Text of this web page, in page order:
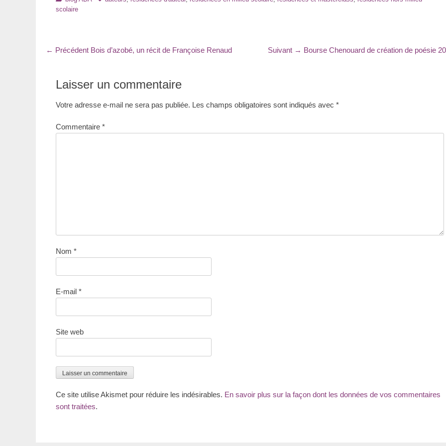
scolaire
Navigation
l’article
← Précédent Article
Bois d’azobé, un récit de Françoise Renaud Suivant → Article
Bourse Chenouard de création de poésie
Laisser un commentaire
Votre adresse e-mail ne sera pas publiée. Les champs obligatoires sont indiqués avec *
Commentaire *
Nom *
E-mail *
Site web
Ce site utilise Akismet pour réduire les indésirables. En savoir plus sur la façon dont les données de vos commentaires
sont traitées.